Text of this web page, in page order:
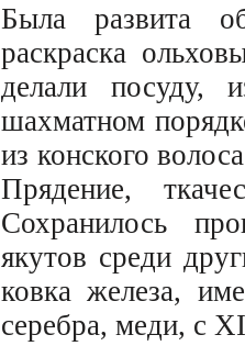
Была развита
раскраска
делали
шахматном
из конского
Прядение,
Сохранилось
якутов среди
ковка железа,
серебра, меди, с